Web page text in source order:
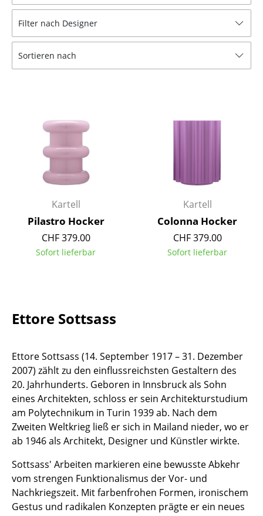
Bänke & Liegen
Sitzsäcke
Schaukelstühle
Bürodrehstühle
Konferenzstühle
Bürosessel
Einzelteile
... alle Sitzmöbel
Beistelltische
Schreibtische
Sekretäre & PC-Tische
Konferenztische
Stehtische & Stehpulte
Kindertische
Gartentische
Filter nach Designer
Sortieren nach
Kartell
Pilastro Hocker
CHF 379.00
Sofort lieferbar
Kartell
Colonna Hocker
CHF 379.00
Sofort lieferbar
Ettore Sottsass
Ettore Sottsass (14. September 1917 – 31. Dezember
2007) zählt zu den einflussreichsten Gestaltern des
20. Jahrhunderts. Geboren in Innsbruck als Sohn
eines Architekten, schloss er sein Architekturstudium
am Polytechnikum in Turin 1939 ab. Nach dem
Zweiten Weltkrieg ließ er sich in Mailand nieder, wo er
ab 1946 als Architekt, Designer und Künstler wirkte.
Sottsass' Arbeiten markieren eine bewusste Abkehr
vom strengen Funktionalismus der Vor- und
Nachkriegszeit. Mit farbenfrohen Formen, ironischem
Gestus und radikalen Konzepten prägte er ein neues